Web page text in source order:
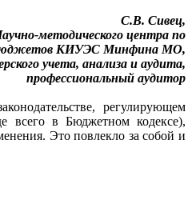
С.В. Сивец,
методического центра по
бюджетов КИУЭС Минфина МО,
учета, анализа и аудита,
профессиональный аудитор
регулирующем
всего в Бюджетном кодексе),
Это повлекло за собой и